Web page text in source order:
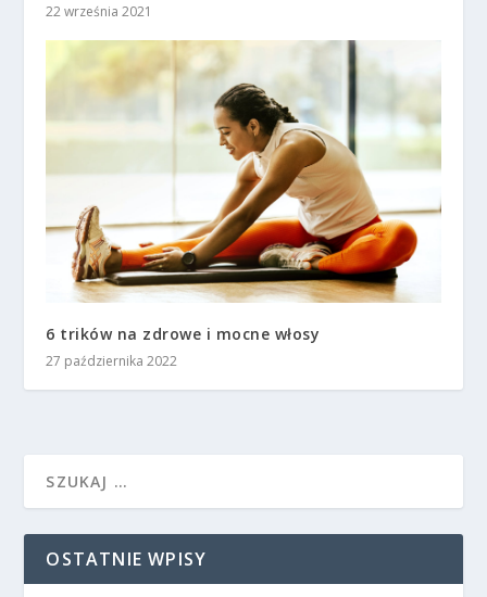
22 września 2021
6 trików na zdrowe i mocne włosy
27 października 2022
OSTATNIE WPISY